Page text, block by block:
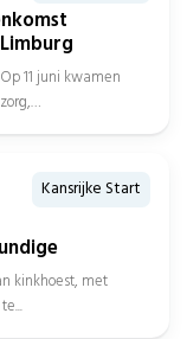
11 juni kwamen
Kansrijke Start
kinkhoest, met